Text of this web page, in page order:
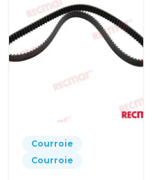
Courroie
Courroie